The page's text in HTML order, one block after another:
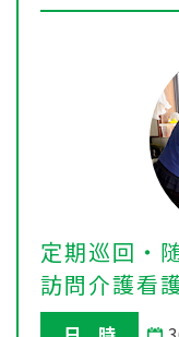
定期巡回・
訪問介護看